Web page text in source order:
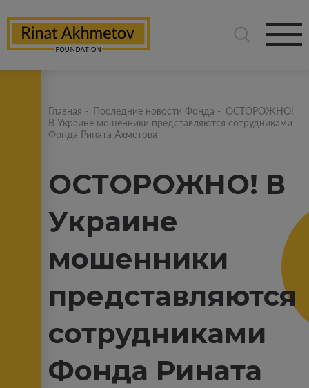
Главная - Последние новости Фонда - ОСТОРОЖНО!
В Украине мошенники представляются сотрудниками
Фонда Рината Ахметова
ОСТОРОЖНО! В
Украине
мошенники
представляются
сотрудниками
Фонда Рината